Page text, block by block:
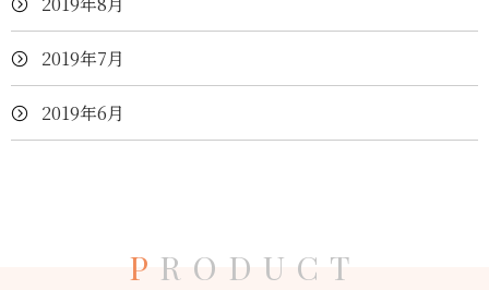
2019年7月
2019年6月
P RODUCT